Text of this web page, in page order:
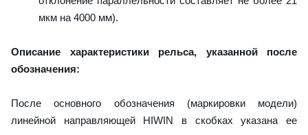
мкм на 4000 мм).
Описание характеристики рельса, указанной после
обозначения:
После основного обозначения (маркировки модели)
линейной направляющей HIWIN в скобках указана ее